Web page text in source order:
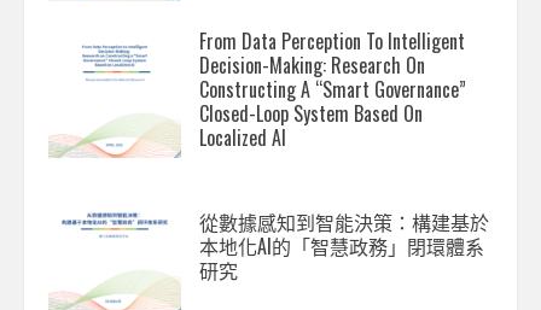
From Data Perception To Intelligent
Decision-Making: Research On
Constructing A “Smart Governance”
Closed-Loop System Based On
Localized AI
從數據感知到智能決策：構建基於
本地化AI的「智慧政務」閉環體系
研究